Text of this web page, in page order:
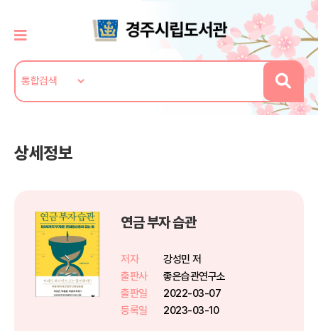
상세정보
연금 부자 습관
저자
강성민 저
출판사
좋은습관연구소
출판일
2022-03-07
등록일
2023-03-10